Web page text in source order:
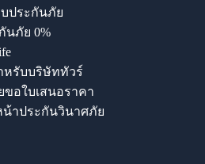
ประกันภัย
นภัย 0%
หรับบริษัททัวร์
อใบเสนอราคา
าประกันวินาศภัย